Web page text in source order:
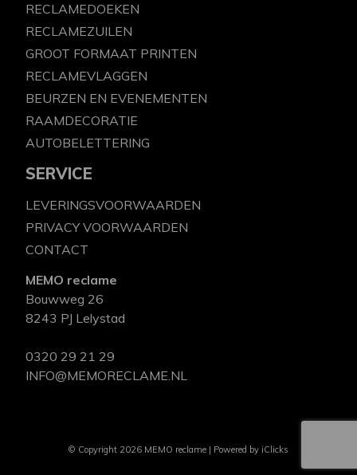
RECLAMEDOEKEN
RECLAMEZUILEN
GROOT FORMAAT PRINTEN
RECLAMEVLAGGEN
BEURZEN EN EVENEMENTEN
RAAMDECORATIE
AUTOBELETTERING
SERVICE
LEVERINGSVOORWAARDEN
PRIVACY VOORWAARDEN
CONTACT
MEMO reclame
Bouwweg 26
8243 PJ Lelystad
0320 29 21 29
INFO@MEMORECLAME.NL
© Copyright 2026 MEMO reclame | Powered by iClicks